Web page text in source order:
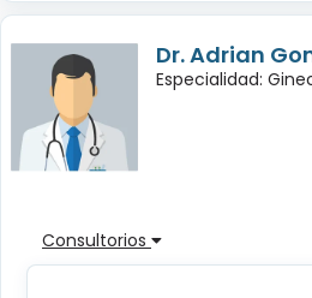
Dr. Adrian
Especialidad:
Consultorios